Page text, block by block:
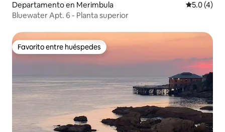
Departamento en Merimbula
5.0 (4)
Bluewater Apt. 6 - Planta superior
Favorito entre huéspedes
Favorito entre huéspedes